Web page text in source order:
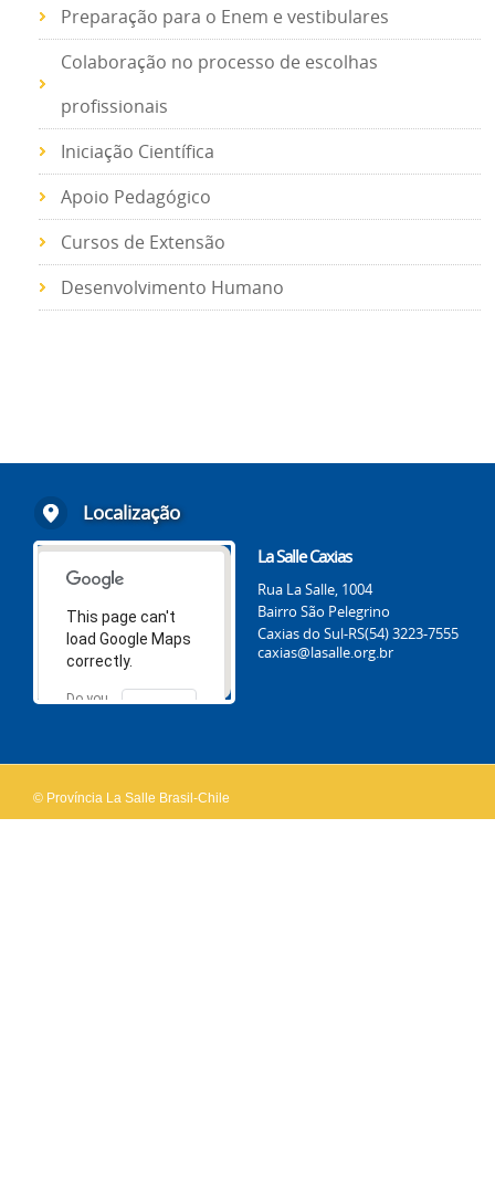
Preparação para o Enem e vestibulares
Colaboração no processo de escolhas
profissionais
Iniciação Científica
Apoio Pedagógico
Cursos de Extensão
Desenvolvimento Humano
Localização
This page can't
load Google Maps
correctly.
Do you
OK
La Salle Caxias
Rua La Salle, 1004
Bairro São Pelegrino
Caxias do Sul-RS(54) 3223-7555
caxias@lasalle.org.br
© Província La Salle Brasil-Chile